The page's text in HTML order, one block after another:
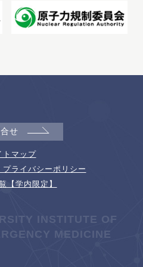
せ
トマップ
ライバシーポリシー
【学内限定】
INSTITUTE OF
MEDICINE